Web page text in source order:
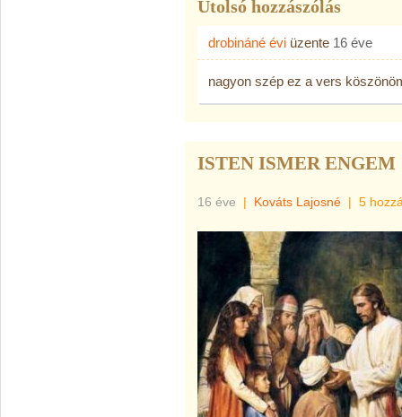
Utolsó hozzászólás
drobináné évi üzente 16 éve
nagyon szép ez a vers
ISTEN ISMER ENGEM
16 éve | Kováts Lajosné | 5